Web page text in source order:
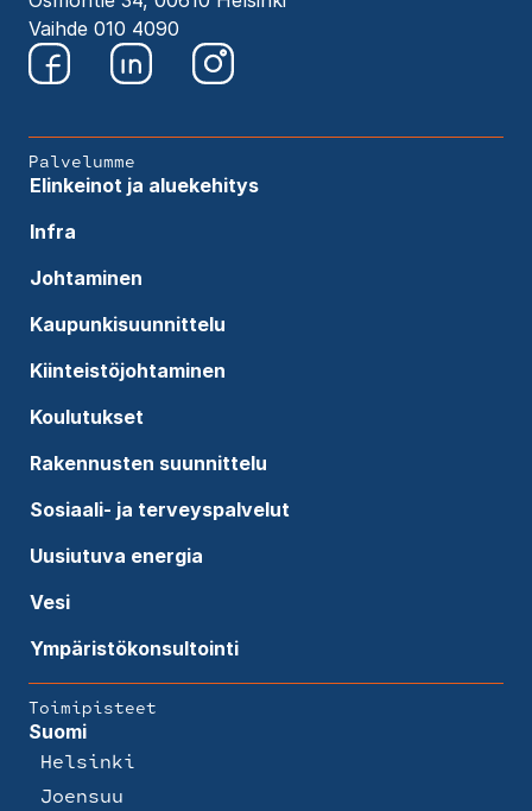
Vaihde 010 4090
Palvelumme
Elinkeinot ja aluekehitys
Infra
Johtaminen
Kaupunkisuunnittelu
Kiinteistöjohtaminen
Koulutukset
Rakennusten suunnittelu
Sosiaali- ja terveyspalvelut
Uusiutuva energia
Vesi
Ympäristökonsultointi
Toimipisteet
Suomi
Helsinki
Joensuu